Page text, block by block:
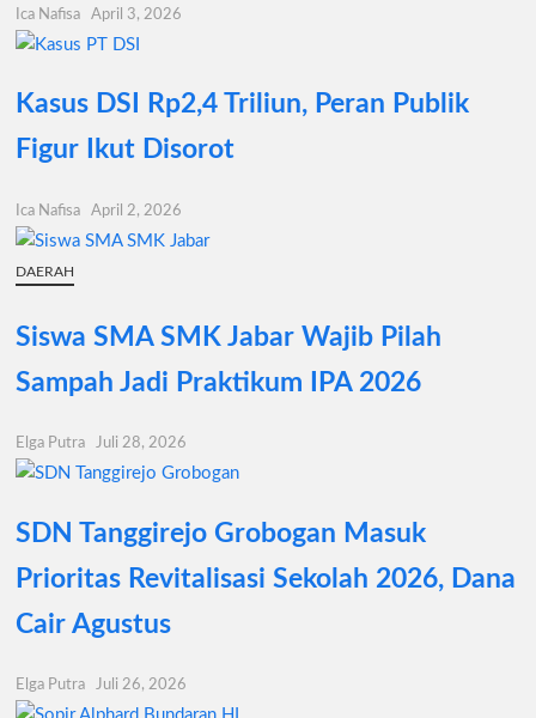
Ica Nafisa April 3, 2026
Kasus DSI Rp2,4 Triliun, Peran Publik
Figur Ikut Disorot
Ica Nafisa April 2, 2026
DAERAH
Siswa SMA SMK Jabar Wajib Pilah
Sampah Jadi Praktikum IPA 2026
Elga Putra Juli 28, 2026
SDN Tanggirejo Grobogan Masuk
Prioritas Revitalisasi Sekolah 2026, Dana
Cair Agustus
Elga Putra Juli 26, 2026